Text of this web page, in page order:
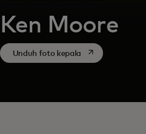
Ken Moore
Unduh foto kepala opens in a new tab